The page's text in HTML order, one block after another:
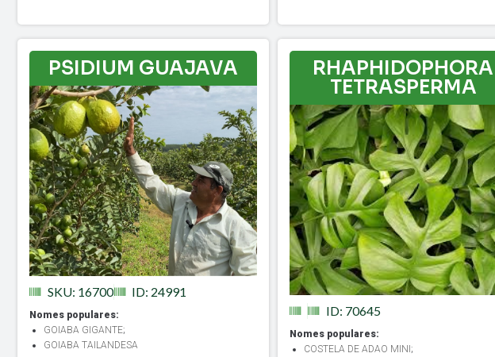
PSIDIUM GUAJAVA
SKU: 16700 ID: 24991
Nomes populares:
GOIABA GIGANTE;
GOIABA TAILANDESA
RHAPHIDOPHORA
TETRASPERMA
ID: 70645
Nomes populares:
COSTELA DE ADAO MINI;